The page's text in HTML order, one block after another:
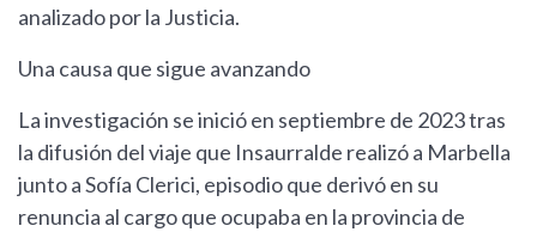
analizado por la Justicia.
Una causa que sigue avanzando
La investigación se inició en septiembre de 2023 tras
la difusión del viaje que Insaurralde realizó a Marbella
junto a Sofía Clerici, episodio que derivó en su
renuncia al cargo que ocupaba en la provincia de